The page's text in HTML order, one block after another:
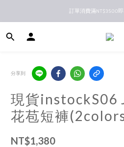
新馬港澳順豐到
訂單消費滿NT$3500
新馬港澳順豐到
分享到
現貨instockS06
花苞短褲
NT$1,380